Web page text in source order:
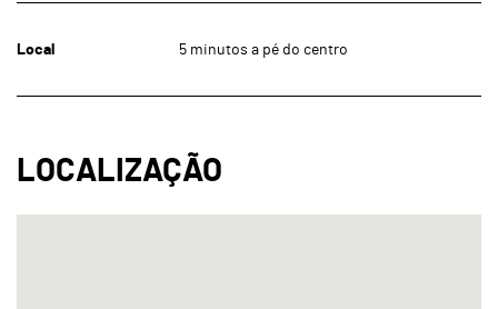
Local 5 minutos a pé do centro